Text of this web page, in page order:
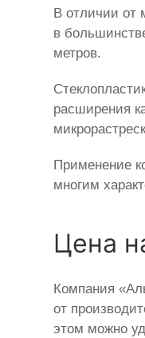
В отличии от
в
метров.
расширения
Применение
многим
Цена
Компания
от
этом можно